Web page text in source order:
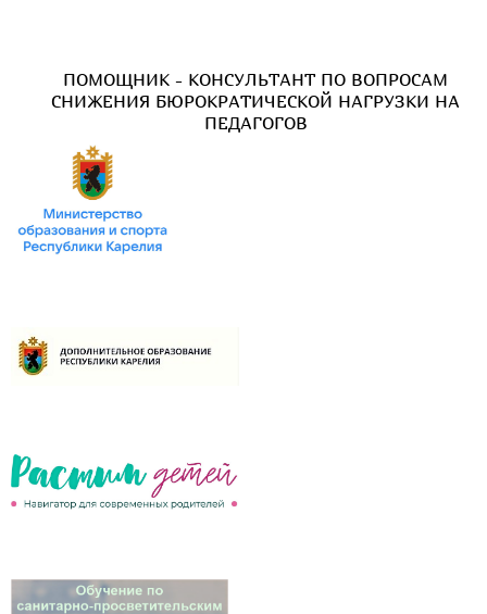
ПОМОЩНИК - КОНСУЛЬТАНТ ПО ВОПРОСАМ
СНИЖЕНИЯ БЮРОКРАТИЧЕСКОЙ НАГРУЗКИ НА
ПЕДАГОГОВ